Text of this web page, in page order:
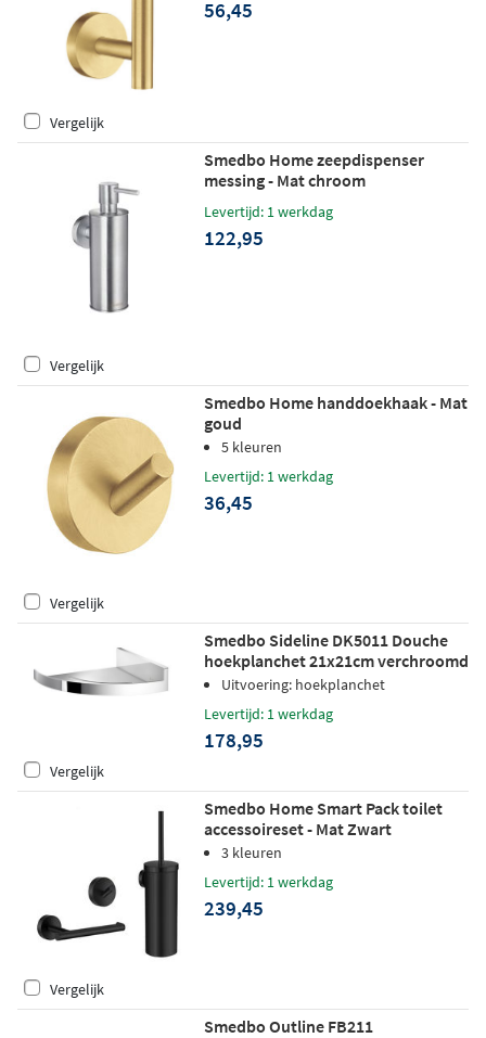
56,45
Vergelijk
Smedbo Home zeepdispenser
messing - Mat chroom
Levertijd: 1 werkdag
122,95
Vergelijk
Smedbo Home handdoekhaak - Mat
goud
5 kleuren
Levertijd: 1 werkdag
36,45
Vergelijk
Smedbo Sideline DK5011 Douche
hoekplanchet 21x21cm verchroomd
Uitvoering: hoekplanchet
Levertijd: 1 werkdag
178,95
Vergelijk
Smedbo Home Smart Pack toilet
accessoireset - Mat Zwart
3 kleuren
Levertijd: 1 werkdag
239,45
Vergelijk
Smedbo Outline FB211